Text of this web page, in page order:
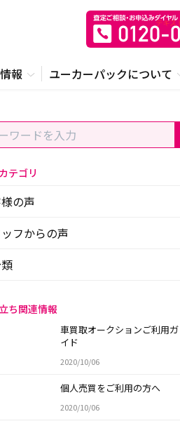
報 ユーカーパックについて
テゴリ
の声
フからの声
ち関連情報
車買取オークションご利用ガ
イド
2020/10/06
個人売買をご利用の方へ
2020/10/06